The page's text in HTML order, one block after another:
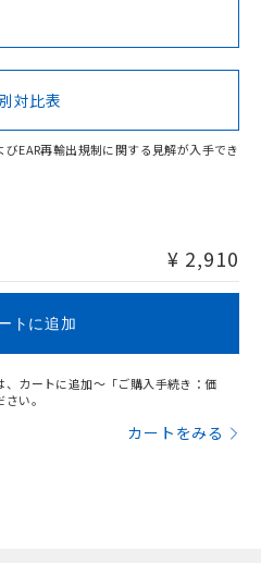
Cd Cr(VI)
可能性があります。
の規格認証/適合状況ページへ
のページからご検索ください
対比表
EAR再輸出規制に関する見解が入手でき
¥ 2,910
トに追加
カートに追加～「ご購入手続き：価
い。
カートをみる